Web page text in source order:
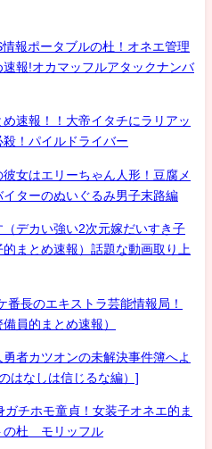
報ポータブルの杜！オネエ管理
報!オカマッフルアタックナンバ
速報！！大帝イタチにラリアッ
殺！パイルドライバー
女はエリーちゃん人形！豆腐メ
ターのぬいぐるみ男子末路編
デカい強い2次元嫁だいすき子
まとめ速報）話題な動画取り上
長のエキストラ芸能情報局！
員的まとめ速報）
者カツオンの未解決事件簿へよ
はなしは信じるな編）]
ホモ童貞！女装子オネエ的ま
の杜 モリッフル